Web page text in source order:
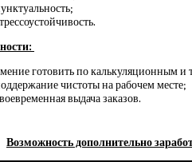
готовить по калькуляционным и
чистоты на рабочем месте;
выдача заказов.
Возможность дополнительно